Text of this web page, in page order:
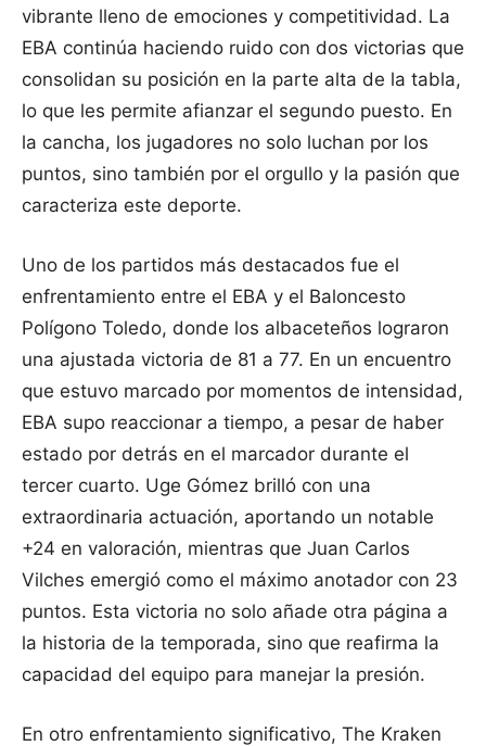
vibrante lleno de emociones y competitividad. La
EBA continúa haciendo ruido con dos victorias que
consolidan su posición en la parte alta de la tabla,
lo que les permite afianzar el segundo puesto. En
la cancha, los jugadores no solo luchan por los
puntos, sino también por el orgullo y la pasión que
caracteriza este deporte.
Uno de los partidos más destacados fue el
enfrentamiento entre el EBA y el Baloncesto
Polígono Toledo, donde los albaceteños lograron
una ajustada victoria de 81 a 77. En un encuentro
que estuvo marcado por momentos de intensidad,
EBA supo reaccionar a tiempo, a pesar de haber
estado por detrás en el marcador durante el
tercer cuarto. Uge Gómez brilló con una
extraordinaria actuación, aportando un notable
+24 en valoración, mientras que Juan Carlos
Vilches emergió como el máximo anotador con 23
puntos. Esta victoria no solo añade otra página a
la historia de la temporada, sino que reafirma la
capacidad del equipo para manejar la presión.
En otro enfrentamiento significativo, The Kraken